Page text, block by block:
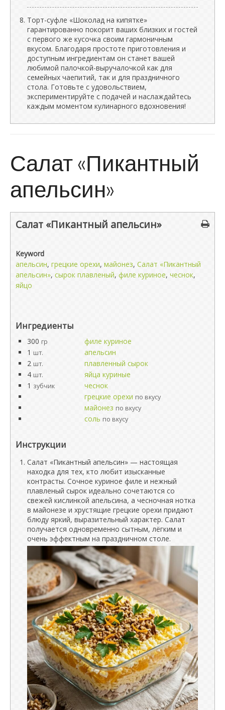
Торт-суфле «Шоколад на кипятке»
гарантированно покорит ваших близких и гостей
с первого же кусочка своим гармоничным
вкусом. Благодаря простоте приготовления и
доступным ингредиентам он станет вашей
любимой палочкой-выручалочкой как для
семейных чаепитий, так и для праздничного
стола. Готовьте с удовольствием,
экспериментируйте с подачей и наслаждайтесь
каждым моментом кулинарного вдохновения!
Салат «Пикантный
апельсин»
Салат «Пикантный апельсин»
Keyword
апельсин, грецкие орехи, майонез, Салат «Пикантный
апельсин», сырок плавленый, филе куриное, чеснок,
яйцо
Ингредиенты
300 гр
филе куриное
1 шт.
апельсин
2 шт.
плавленный сырок
4 шт.
яйца куриные
1 зубчик
чеснок
грецкие орехи по вкусу
майонез по вкусу
соль по вкусу
Инструкции
Салат «Пикантный апельсин» — настоящая
находка для тех, кто любит изысканные
контрасты. Сочное куриное филе и нежный
плавленый сырок идеально сочетаются со
свежей кислинкой апельсина, а чесночная нотка
в майонезе и хрустящие грецкие орехи придают
блюду яркий, выразительный характер. Салат
получается одновременно сытным, лёгким и
очень эффектным на праздничном столе.